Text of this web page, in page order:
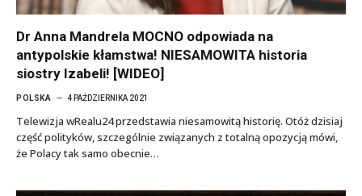
Dr Anna Mandrela MOCNO odpowiada na
antypolskie kłamstwa! NIESAMOWITA historia
siostry Izabeli! [WIDEO]
POLSKA 4 PAŹDZIERNIKA 2021
Telewizja wRealu24 przedstawia niesamowitą historię. Otóż dzisiaj
część polityków, szczególnie związanych z totalną opozycją mówi,
że Polacy tak samo obecnie…